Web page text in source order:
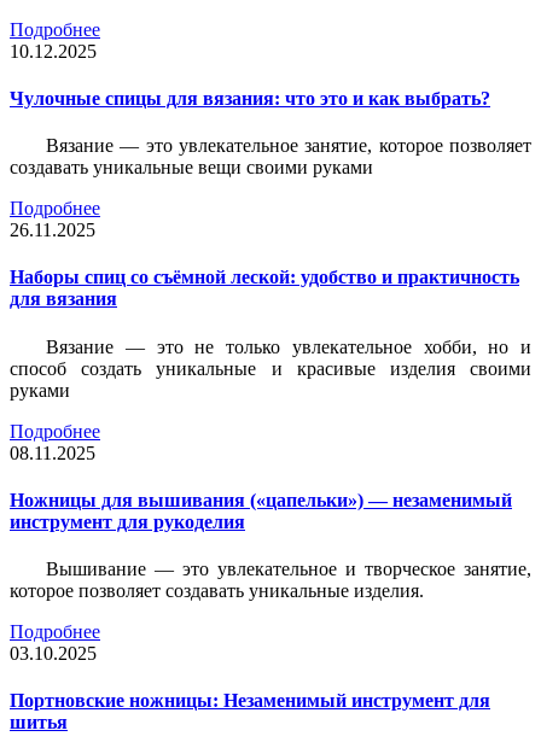
Подробнее
10.12.2025
Чулочные спицы для вязания: что это и как выбрать?
Вязание — это увлекательное занятие, которое позволяет
создавать уникальные вещи своими руками
Подробнее
26.11.2025
Наборы спиц со съёмной леской: удобство и практичность
для вязания
Вязание — это не только увлекательное хобби, но и
способ создать уникальные и красивые изделия своими
руками
Подробнее
08.11.2025
Ножницы для вышивания («цапельки») — незаменимый
инструмент для рукоделия
Вышивание — это увлекательное и творческое занятие,
которое позволяет создавать уникальные изделия.
Подробнее
03.10.2025
Портновские ножницы: Незаменимый инструмент для
шитья